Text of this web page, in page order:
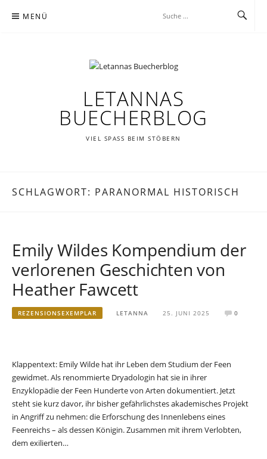
Inhalt MENÜ
LETANNAS
BUECHERBLOG
VIEL SPASS BEIM STÖBERN
SCHLAGWORT: PARANORMAL HISTORISCH
Emily Wildes Kompendium der
verlorenen Geschichten von
Heather Fawcett
REZENSIONSEXEMPLAR LETANNA 25. JUNI 2025 0
Klappentext: Emily Wilde hat ihr Leben dem Studium der Feen
gewidmet. Als renommierte Dryadologin hat sie in ihrer
Enzyklopädie der Feen Hunderte von Arten dokumentiert. Jetzt
steht sie kurz davor, ihr bisher gefährlichstes akademisches Projekt
in Angriff zu nehmen: die Erforschung des Innenlebens eines
Feenreichs – als dessen Königin. Zusammen mit ihrem Verlobten,
dem exilierten…